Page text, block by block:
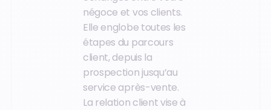
négoce et vos clients.
Elle englobe toutes les
étapes du parcours
client, depuis la
prospection jusqu’au
service après-vente.
La relation client vise à